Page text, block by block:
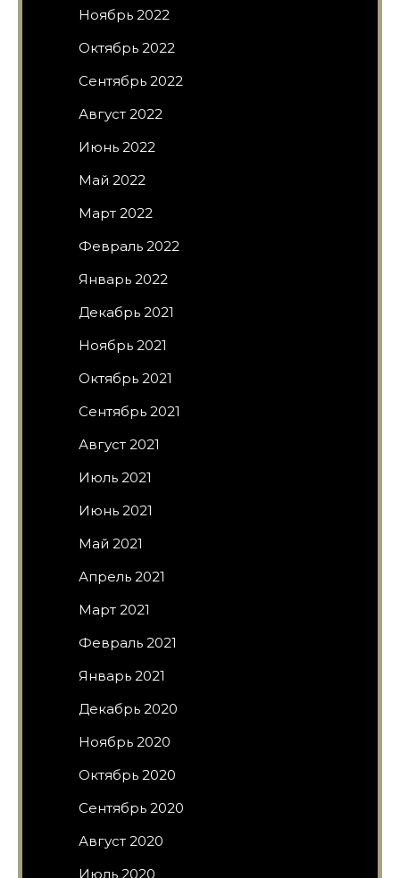
Ноябрь 2022
Октябрь 2022
Сентябрь 2022
Август 2022
Июнь 2022
Май 2022
Март 2022
Февраль 2022
Январь 2022
Декабрь 2021
Ноябрь 2021
Октябрь 2021
Сентябрь 2021
Август 2021
Июль 2021
Июнь 2021
Май 2021
Апрель 2021
Март 2021
Февраль 2021
Январь 2021
Декабрь 2020
Ноябрь 2020
Октябрь 2020
Сентябрь 2020
Август 2020
Июль 2020